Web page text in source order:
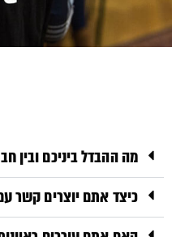
מה ההבדל ביניכם ובין
כיצד אתם יוצרים קשר